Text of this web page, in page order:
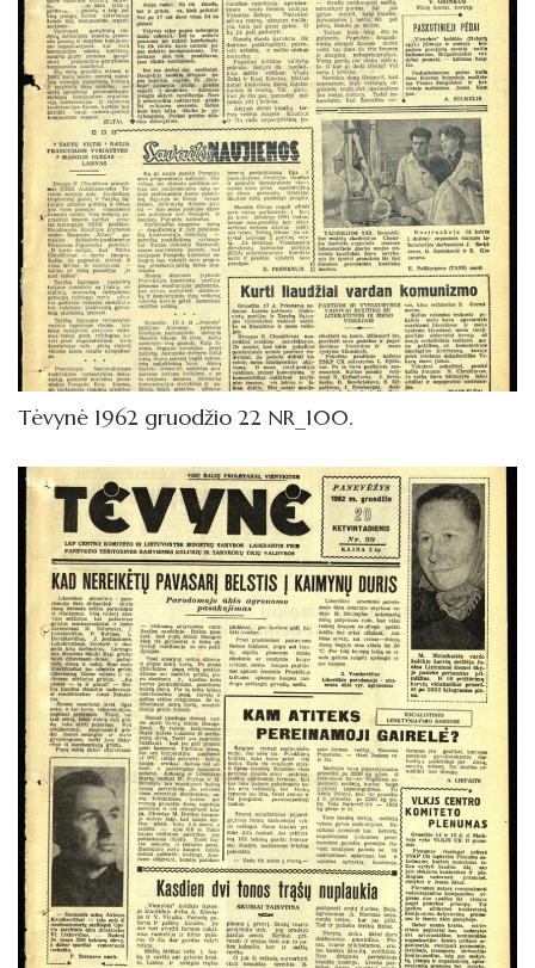
Tėvynė 1962 gruodžio 22 NR_100.